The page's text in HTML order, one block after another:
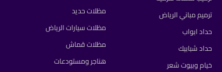
ترميم مباني الرياض
حداد ابواب
حداد شبابيك
خيام وبيوت شعر
مظلات حديد
مظلات سيارات الرياض
مظلات قماش
هناجر ومستودعات